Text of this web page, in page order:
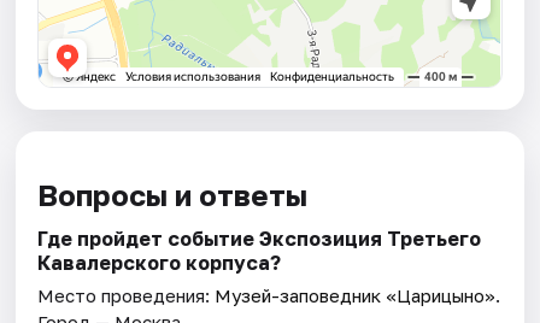
Вопросы и ответы
Где пройдет событие Экспозиция Третьего
Кавалерского корпуса?
Место проведения: Музей-заповедник «Царицыно».